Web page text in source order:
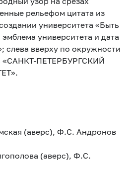
рельефом цитата из
университета «Быть
университета и дата
слева вверху по окружности
«САНКТ-ПЕТЕРБУРГСКИЙ
(аверс), Ф.С. Андронов
(аверс), Ф.С.